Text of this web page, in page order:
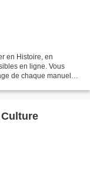
en Histoire, en
en ligne. Vous
de chaque manuel